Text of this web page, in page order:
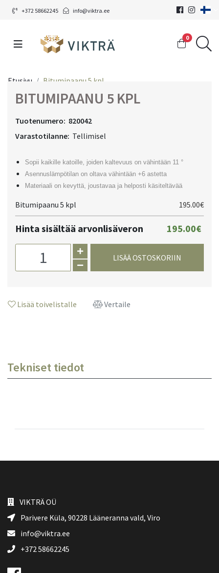
+372 58662245 info@viktra.ee
0
Etusivu Bitumipaanu 5 kpl
BITUMIPAANU 5 KPL
Tuotenumero: 820042
Varastotilanne: Tellimisel
Sopii kaikille katoille, joiden kaltevuus on vähintään 11 °
Asennuslämpötilan on oltava vähintään +6 astetta
Materiaali on kevyttä, joustavaa ja helposti käsiteltävää
Bitumipaanu 5 kpl 195.00€
Hinta sisältää arvonlisäveron 195.00€
LISÄÄ OSTOSKORIIN
Lisää toivelistalle Vertaile
Tekniset tiedot
VIKTRÄ OÜ
Parivere Küla, 90228 Lääneranna vald, Viro
info@viktra.ee
+372 58662245